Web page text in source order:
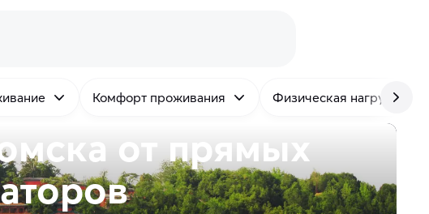
Комфорт проживания Физическая нагрузка
отпрямых